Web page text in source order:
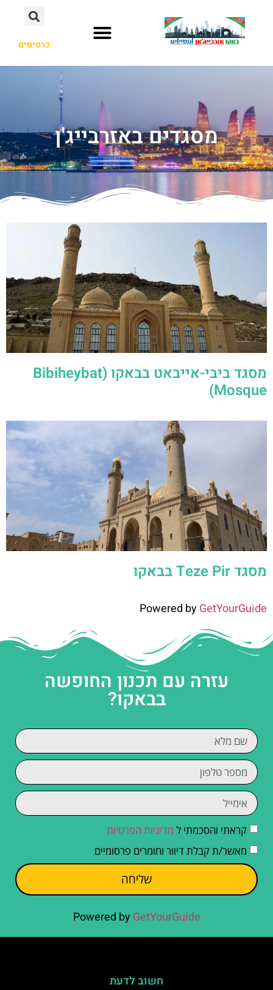
כרטיסים
מסגדים באזרבייג'ן
מסגד ביבי-אייבאט בבאקו (Bibiheybat
Mosque)
מסגד Teze Pir בבאקו
Powered byGetYourGuide
עזרה עם תכנון החופשה
בבאקו?
קראתי והסכמתי ל מדיניות הפרטיות
מאשר/ת קבלת דיוור וחומרים פרסומיים
שליחה
Powered by GetYourGuide
חשוב לדעת